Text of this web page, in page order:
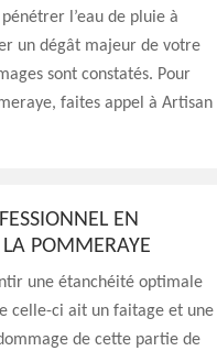
l’eau de pluie à
un dégât majeur de votre
sont constatés. Pour
faites appel à Artisan
EN
POMMERAYE
une étanchéité optimale
celle-ci ait un faitage et une
de cette partie de